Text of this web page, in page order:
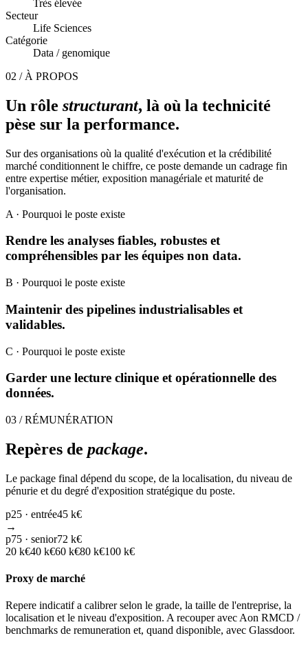
Très élevée
Secteur
Life Sciences
Catégorie
Data / genomique
02 / À PROPOS
Un rôle structurant, là où la technicité
pèse sur la performance.
Sur des organisations où la qualité d'exécution et la crédibilité
marché conditionnent le chiffre, ce poste demande un cadrage fin
entre expertise métier, exposition managériale et maturité de
l'organisation.
A · Pourquoi le poste existe
Rendre les analyses fiables, robustes et
compréhensibles par les équipes non data.
B · Pourquoi le poste existe
Maintenir des pipelines industrialisables et
validables.
C · Pourquoi le poste existe
Garder une lecture clinique et opérationnelle des
données.
03 / RÉMUNÉRATION
Repères de package.
Le package final dépend du scope, de la localisation, du niveau de
pénurie et du degré d'exposition stratégique du poste.
p25 · entrée45 k€
→
p75 · senior72 k€
20 k€40 k€60 k€80 k€100 k€
Proxy de marché
Repere indicatif a calibrer selon le grade, la taille de l'entreprise, la
localisation et le niveau d'exposition. A recouper avec Aon RMCD /
benchmarks de remuneration et, quand disponible, avec Glassdoor.